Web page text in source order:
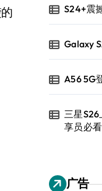
S24+震
Galaxy
A56 5G
三星
享员必看
广告